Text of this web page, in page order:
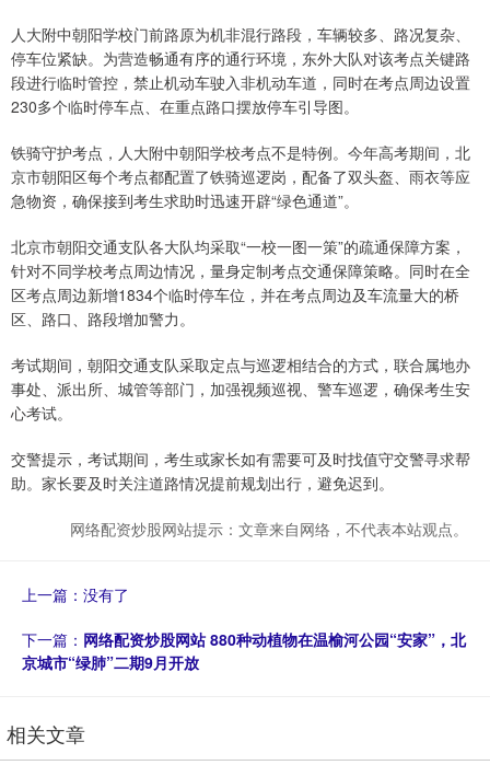
人大附中朝阳学校门前路原为机非混行路段，车辆较多、路况复杂、
停车位紧缺。为营造畅通有序的通行环境，东外大队对该考点关键路
段进行临时管控，禁止机动车驶入非机动车道，同时在考点周边设置
230多个临时停车点、在重点路口摆放停车引导图。
铁骑守护考点，人大附中朝阳学校考点不是特例。今年高考期间，北
京市朝阳区每个考点都配置了铁骑巡逻岗，配备了双头盔、雨衣等应
急物资，确保接到考生求助时迅速开辟“绿色通道”。
北京市朝阳交通支队各大队均采取“一校一图一策”的疏通保障方案，
针对不同学校考点周边情况，量身定制考点交通保障策略。同时在全
区考点周边新增1834个临时停车位，并在考点周边及车流量大的桥
区、路口、路段增加警力。
考试期间，朝阳交通支队采取定点与巡逻相结合的方式，联合属地办
事处、派出所、城管等部门，加强视频巡视、警车巡逻，确保考生安
心考试。
交警提示，考试期间，考生或家长如有需要可及时找值守交警寻求帮
助。家长要及时关注道路情况提前规划出行，避免迟到。
网络配资炒股网站提示：文章来自网络，不代表本站观点。
上一篇：没有了
下一篇： 网络配资炒股网站 880种动植物在温榆河公园“安家”，北
京城市“绿肺”二期9月开放
相关文章